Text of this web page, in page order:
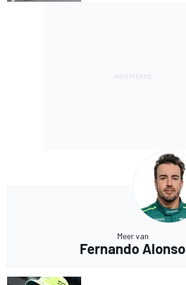
Meer van
Fernando Alonso